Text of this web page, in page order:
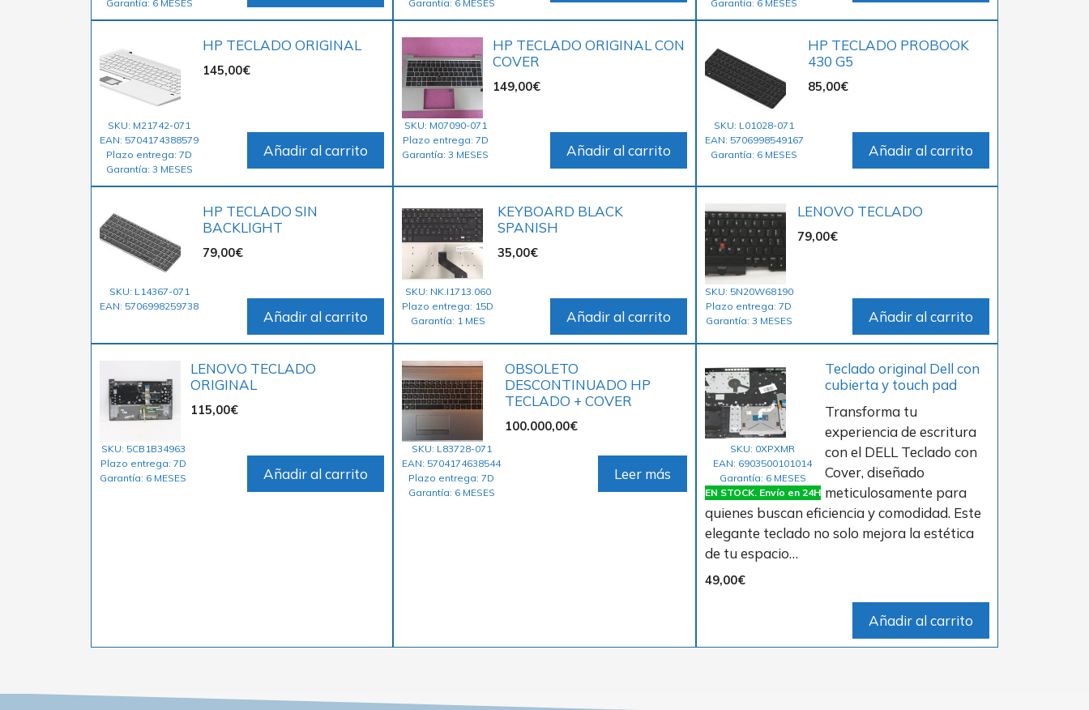
Garantía: 6 MESES
Garantía: 6 MESES
Garantía: 6 MESES
SKU: M21742-071
EAN: 5704174388579
Plazo entrega: 7D
Garantía: 3 MESES
HP TECLADO ORIGINAL
145,00€
Añadir al carrito
SKU: M07090-071
Plazo entrega: 7D
Garantía: 3 MESES
HP TECLADO ORIGINAL CON
COVER
149,00€
Añadir al carrito
SKU: L01028-071
EAN: 5706998549167
Garantía: 6 MESES
HP TECLADO PROBOOK
430 G5
85,00€
Añadir al carrito
SKU: L14367-071
EAN: 5706998259738
HP TECLADO SIN
BACKLIGHT
79,00€
Añadir al carrito
SKU: NK.I1713.060
Plazo entrega: 15D
Garantía: 1 MES
KEYBOARD BLACK
SPANISH
35,00€
Añadir al carrito
SKU: 5N20W68190
Plazo entrega: 7D
Garantía: 3 MESES
LENOVO TECLADO
79,00€
Añadir al carrito
SKU: 5CB1B34963
Plazo entrega: 7D
Garantía: 6 MESES
LENOVO TECLADO
ORIGINAL
115,00€
Añadir al carrito
SKU: L83728-071
EAN: 5704174638544
Plazo entrega: 7D
Garantía: 6 MESES
OBSOLETO
DESCONTINUADO HP
TECLADO + COVER
100.000,00€
Leer más
SKU: 0XPXMR
EAN: 6903500101014
Garantía: 6 MESES
EN STOCK. Envío en 24H
Teclado original Dell con
cubierta y touch pad
Transforma tu
experiencia de escritura
con el DELL Teclado con
Cover, diseñado
meticulosamente para
quienes buscan eficiencia y comodidad. Este
elegante teclado no solo mejora la estética
de tu espacio…
49,00€
Añadir al carrito